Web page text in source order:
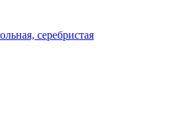
серебристая